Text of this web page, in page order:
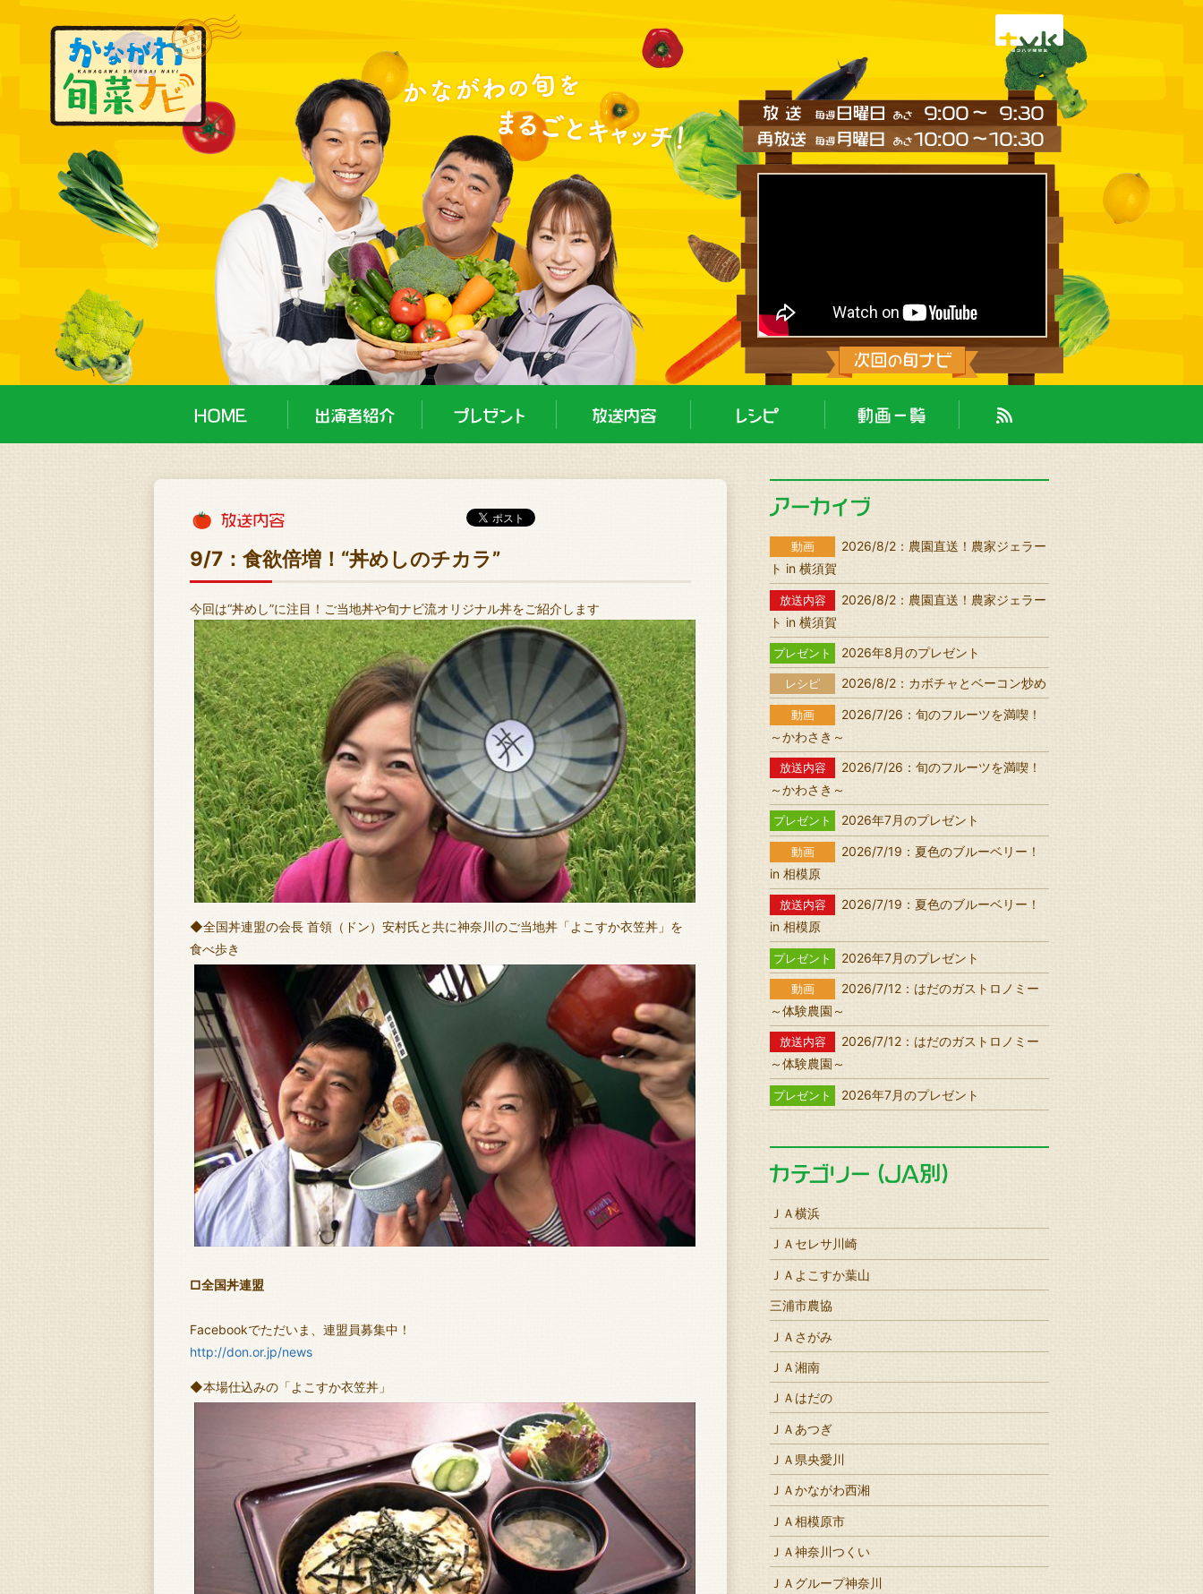
9/7：食欲倍増！“丼めしのチカラ”
今回は“丼めし”に注目！ご当地丼や旬ナビ流オリジナル丼をご紹介します
◆全国丼連盟の会長 首領（ドン）安村氏と共に神奈川のご当地丼「よこすか衣笠丼」を
食べ歩き
□全国丼連盟
Facebookでただいま、連盟員募集中！
http://don.or.jp/news
◆本場仕込みの「よこすか衣笠丼」
動画
2026/8/2：農園直送！農家ジェラー
ト in 横須賀
放送内容
2026/8/2：農園直送！農家ジェラー
ト in 横須賀
プレゼント 2026年8月のプレゼント
レシピ 2026/8/2：カボチャとベーコン炒め
動画
2026/7/26：旬のフルーツを満喫！
～かわさき～
放送内容
2026/7/26：旬のフルーツを満喫！
～かわさき～
プレゼント 2026年7月のプレゼント
動画
2026/7/19：夏色のブルーベリー！
in 相模原
放送内容
2026/7/19：夏色のブルーベリー！
in 相模原
プレゼント 2026年7月のプレゼント
動画
2026/7/12：はだのガストロノミー
～体験農園～
放送内容
2026/7/12：はだのガストロノミー
～体験農園～
プレゼント 2026年7月のプレゼント
ＪＡ横浜
ＪＡセレサ川崎
ＪＡよこすか葉山
三浦市農協
ＪＡさがみ
ＪＡ湘南
ＪＡはだの
ＪＡあつぎ
ＪＡ県央愛川
ＪＡかながわ西湘
ＪＡ相模原市
ＪＡ神奈川つくい
ＪＡグループ神奈川